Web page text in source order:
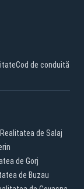
Cod de conduită
Realitatea de Salaj
de Gorj
de Buzau